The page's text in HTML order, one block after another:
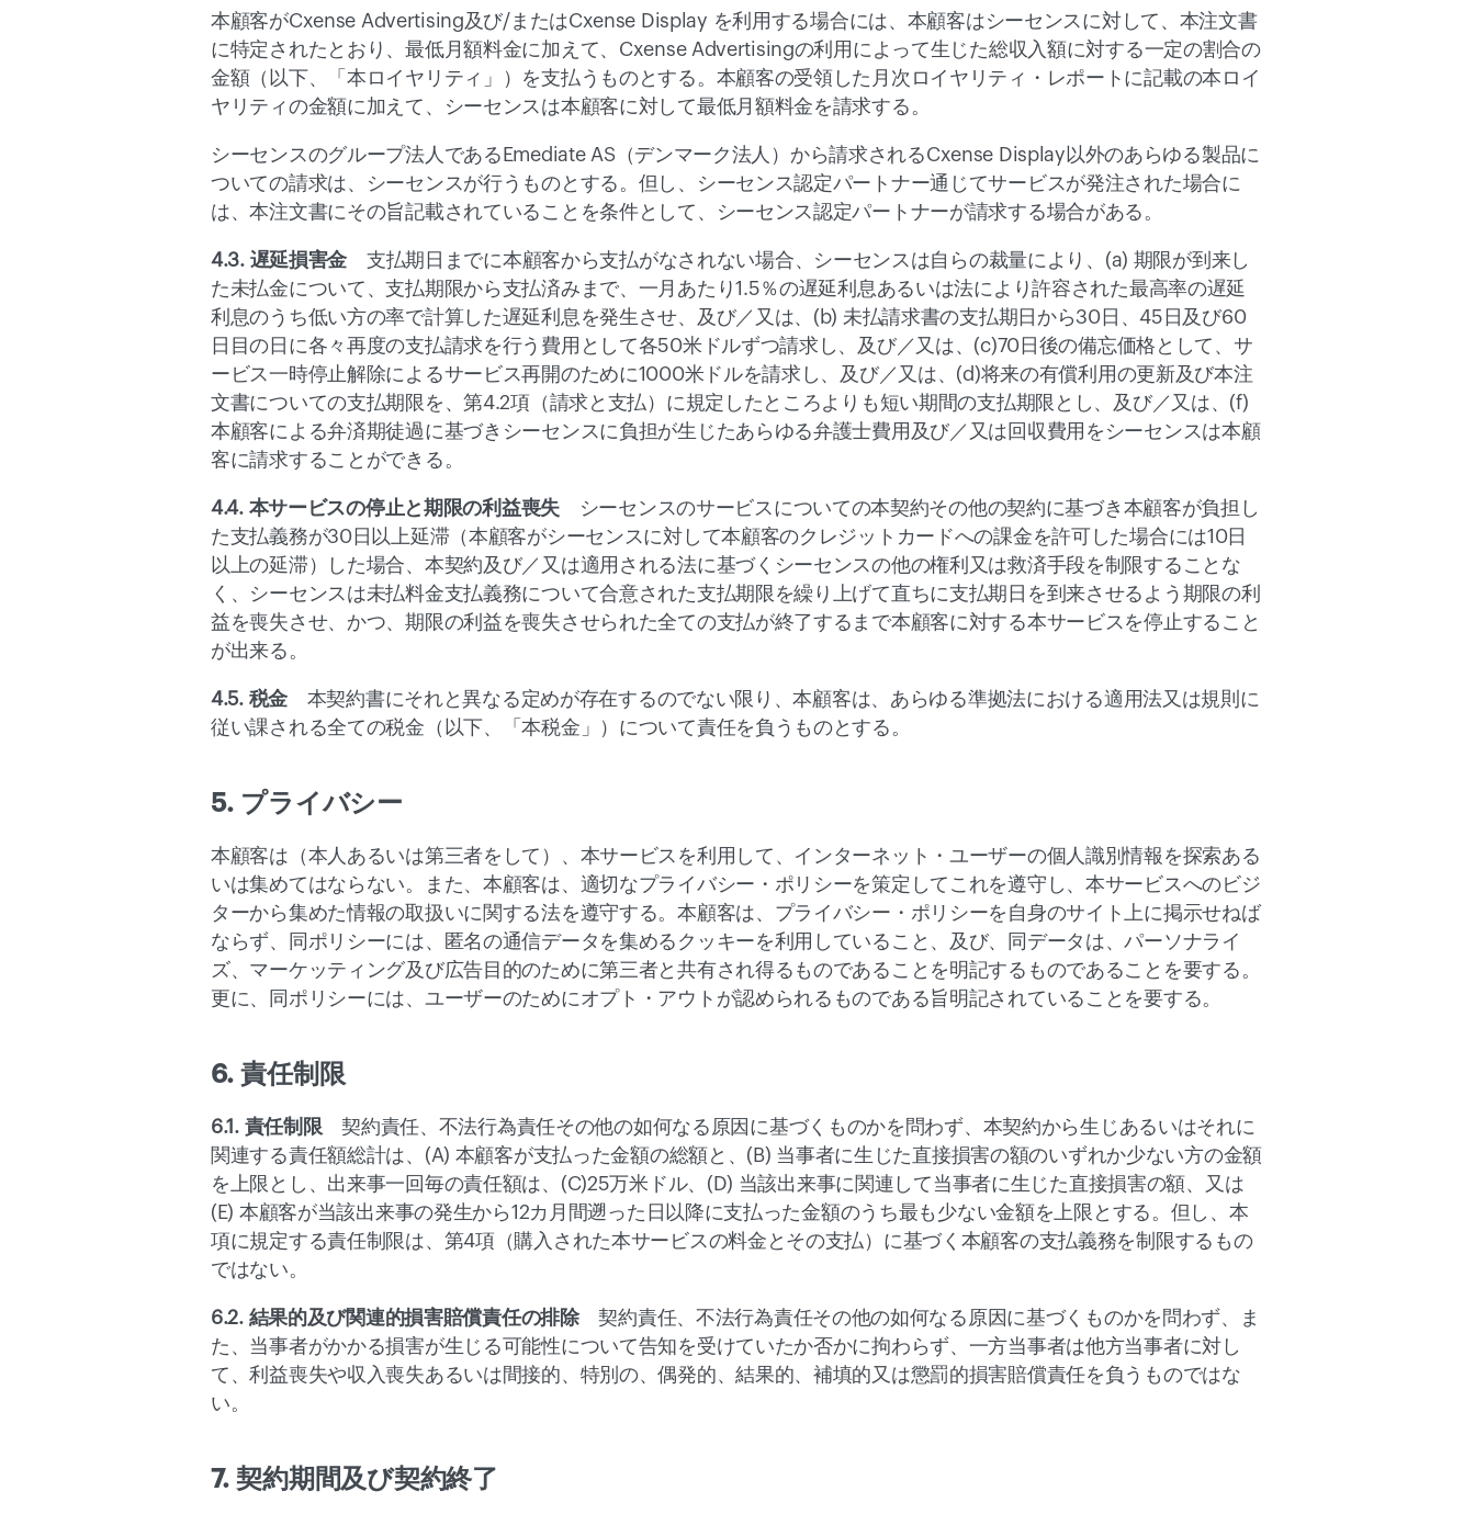
本顧客がCxense Advertising及び/またはCxense Display を利用する場合には、本顧客はシーセンスに対して、本注文書
に特定されたとおり、最低月額料金に加えて、Cxense Advertisingの利用によって生じた総収入額に対する一定の割合の
金額（以下、「本ロイヤリティ」）を支払うものとする。本顧客の受領した月次ロイヤリティ・レポートに記載の本ロイ
ヤリティの金額に加えて、シーセンスは本顧客に対して最低月額料金を請求する。
シーセンスのグループ法人であるEmediate AS（デンマーク法人）から請求されるCxense Display以外のあらゆる製品に
ついての請求は、シーセンスが行うものとする。但し、シーセンス認定パートナー通じてサービスが発注された場合に
は、本注文書にその旨記載されていることを条件として、シーセンス認定パートナーが請求する場合がある。
4.3. 遅延損害金 支払期日までに本顧客から支払がなされない場合、シーセンスは自らの裁量により、(a) 期限が到来し
た未払金について、支払期限から支払済みまで、一月あたり1.5％の遅延利息あるいは法により許容された最高率の遅延
利息のうち低い方の率で計算した遅延利息を発生させ、及び／又は、(b) 未払請求書の支払期日から30日、45日及び60
日目の日に各々再度の支払請求を行う費用として各50米ドルずつ請求し、及び／又は、(c)70日後の備忘価格として、サ
ービス一時停止解除によるサービス再開のために1000米ドルを請求し、及び／又は、(d)将来の有償利用の更新及び本注
文書についての支払期限を、第4.2項（請求と支払）に規定したところよりも短い期間の支払期限とし、及び／又は、(f)
本顧客による弁済期徒過に基づきシーセンスに負担が生じたあらゆる弁護士費用及び／又は回収費用をシーセンスは本顧
客に請求することができる。
4.4. 本サービスの停止と期限の利益喪失
シーセンスのサービスについての本契約その他の契約に基づき本顧客が負担し
た支払義務が30日以上延滞（本顧客がシーセンスに対して本顧客のクレジットカードへの課金を許可した場合には10日
以上の延滞）した場合、本契約及び／又は適用される法に基づくシーセンスの他の権利又は救済手段を制限することな
く、シーセンスは未払料金支払義務について合意された支払期限を繰り上げて直ちに支払期日を到来させるよう期限の利
益を喪失させ、かつ、期限の利益を喪失させられた全ての支払が終了するまで本顧客に対する本サービスを停止すること
が出来る。
4.5. 税金 本契約書にそれと異なる定めが存在するのでない限り、本顧客は、あらゆる準拠法における適用法又は規則に
従い課される全ての税金（以下、「本税金」）について責任を負うものとする。
5. プライバシー
本顧客は（本人あるいは第三者をして）、本サービスを利用して、インターネット・ユーザーの個人識別情報を探索ある
いは集めてはならない。また、本顧客は、適切なプライバシー・ポリシーを策定してこれを遵守し、本サービスへのビジ
ターから集めた情報の取扱いに関する法を遵守する。本顧客は、プライバシー・ポリシーを自身のサイト上に掲示せねば
ならず、同ポリシーには、匿名の通信データを集めるクッキーを利用していること、及び、同データは、パーソナライ
ズ、マーケッティング及び広告目的のために第三者と共有され得るものであることを明記するものであることを要する。
更に、同ポリシーには、ユーザーのためにオプト・アウトが認められるものである旨明記されていることを要する。
6. 責任制限
6.1. 責任制限 契約責任、不法行為責任その他の如何なる原因に基づくものかを問わず、本契約から生じあるいはそれに
関連する責任額総計は、(A) 本顧客が支払った金額の総額と、(B) 当事者に生じた直接損害の額のいずれか少ない方の金額
を上限とし、出来事一回毎の責任額は、(C)25万米ドル、(D) 当該出来事に関連して当事者に生じた直接損害の額、又は
(E) 本顧客が当該出来事の発生から12カ月間遡った日以降に支払った金額のうち最も少ない金額を上限とする。但し、本
項に規定する責任制限は、第4項（購入された本サービスの料金とその支払）に基づく本顧客の支払義務を制限するもの
ではない。
6.2. 結果的及び関連的損害賠償責任の排除 契約責任、不法行為責任その他の如何なる原因に基づくものかを問わず、ま
た、当事者がかかる損害が生じる可能性について告知を受けていたか否かに拘わらず、一方当事者は他方当事者に対し
て、利益喪失や収入喪失あるいは間接的、特別の、偶発的、結果的、補填的又は懲罰的損害賠償責任を負うものではな
い。
7. 契約期間及び契約終了